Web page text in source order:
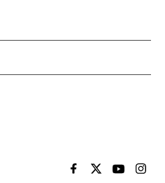
EL PAÍS BRASIL EN
EL PAÍSEL PAÍS
EL